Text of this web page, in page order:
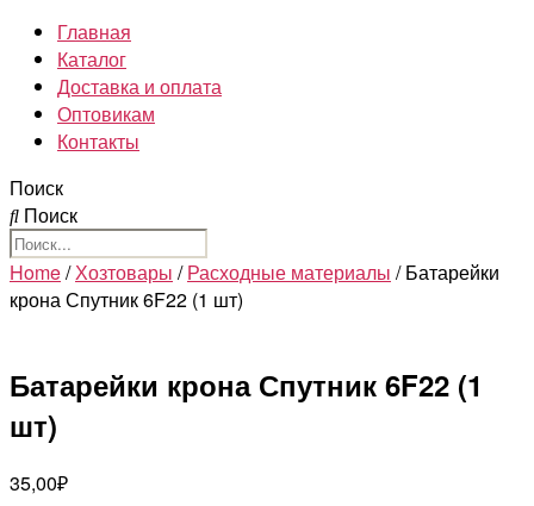
Главная
Каталог
Доставка и оплата
Оптовикам
Контакты
Поиск
Поиск
Home/Хозтовары /Расходные материалы / Батарейки
крона Спутник 6F22 (1 шт)
Батарейки крона Спутник 6F22 (1
шт)
35,00₽